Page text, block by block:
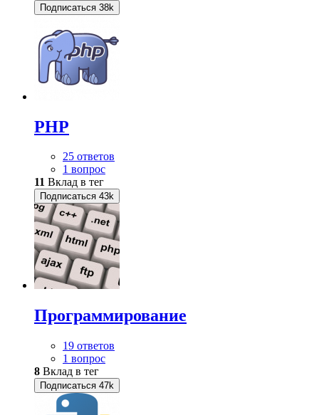
Подписаться 38k
PHP
25 ответов
1 вопрос
11 Вклад в тег
Подписаться 43k
Программирование
19 ответов
1 вопрос
8 Вклад в тег
Подписаться 47k